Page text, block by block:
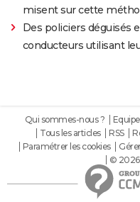
misent sur cette
Des policiers déguisés
conducteurs utilisant
Qui sommes-nous ? Equipe
Tous les articles
RSS
Paramétrer les cookies
©